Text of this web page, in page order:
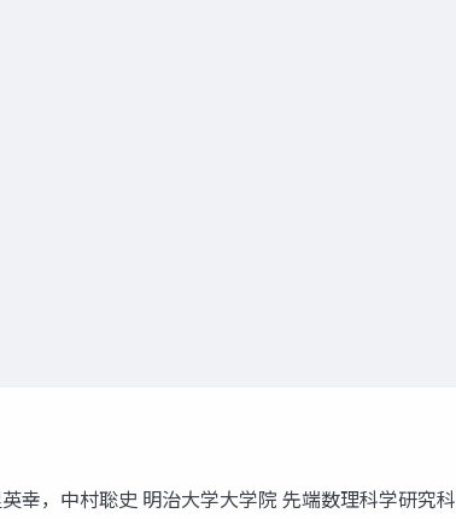
幸，中村聡史 明治大学大学院 先端数理科学研究科